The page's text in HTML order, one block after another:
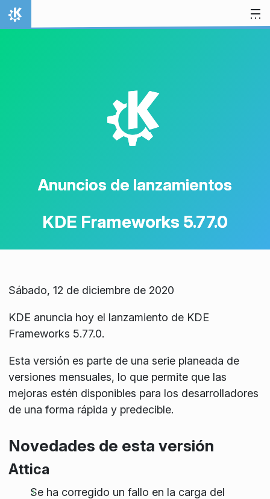
Ir al contenido
Inicio
K
Anuncios de lanzamientos
KDE Frameworks 5.77.0
Sábado, 12 de diciembre de 2020
KDE anuncia hoy el lanzamiento de KDE
Frameworks 5.77.0.
Esta versión es parte de una serie planeada de
versiones mensuales, lo que permite que las
mejoras estén disponibles para los desarrolladores
de una forma rápida y predecible.
Novedades de esta versión
Attica
Se ha corregido un fallo en la carga del